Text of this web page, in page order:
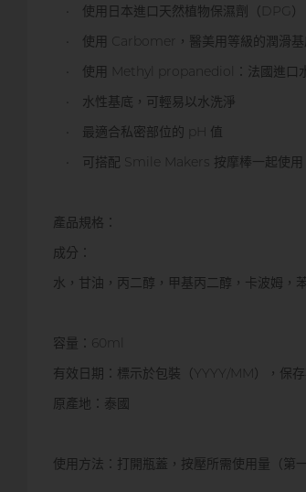
• 使用日本進口天然植物保濕劑（DPG）
• 使用 Carbomer，醫美用等級的潤滑基
• 使用 Methyl propanediol：法國進口水
• 水性基底，可輕易以水洗淨
• 最適合私密部位的 pH 值
• 可搭配 Smile Makers 按摩棒一起使用
產品規格：
成分：
水，甘油，丙二醇，甲基丙二醇，卡波姆，
容量：60ml
有效日期：標示於包裝（YYYY/MM），保
原產地：泰國
使用方法：打開瓶蓋，按壓所需使用量（第